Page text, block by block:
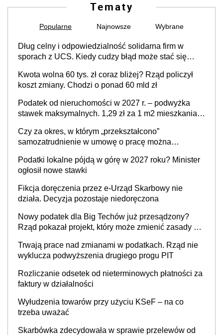
Tematy
Popularne Najnowsze Wybrane
Dług celny i odpowiedzialność solidarna firm w
sporach z UCS. Kiedy cudzy błąd może stać się
Kwota wolna 60 tys. zł coraz bliżej? Rząd policzył
koszt zmiany. Chodzi o ponad 60 mld zł
Podatek od nieruchomości w 2027 r. – podwyżka
stawek maksymalnych. 1,29 zł za 1 m2 mieszkania,
prowadzeniem działalności gospodarczej
Czy za okres, w którym „przekształcono”
samozatrudnienie w umowę o pracę można
cywilnoprawnej jedynym racjonalnym wyjściem
Podatki lokalne pójdą w górę w 2027 roku? Minister
ogłosił nowe stawki
Fikcja doręczenia przez e-Urząd Skarbowy nie
działa. Decyzja pozostaje niedoręczona
Nowy podatek dla Big Techów już przesądzony?
Rząd pokazał projekt, który może zmienić zasady gry
Trwają prace nad zmianami w podatkach. Rząd nie
wyklucza podwyższenia drugiego progu PIT
Rozliczanie odsetek od nieterminowych płatności za
faktury w działalności
Wyłudzenia towarów przy użyciu KSeF – na co
trzeba uważać
Skarbówka zdecydowała w sprawie przelewów od